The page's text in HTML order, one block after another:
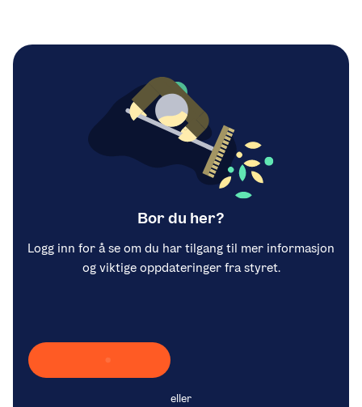
Bor du her?
Logg inn for å se om du har tilgang til mer informasjon
og viktige oppdateringer fra styret.
Laster inn Vipps …
eller